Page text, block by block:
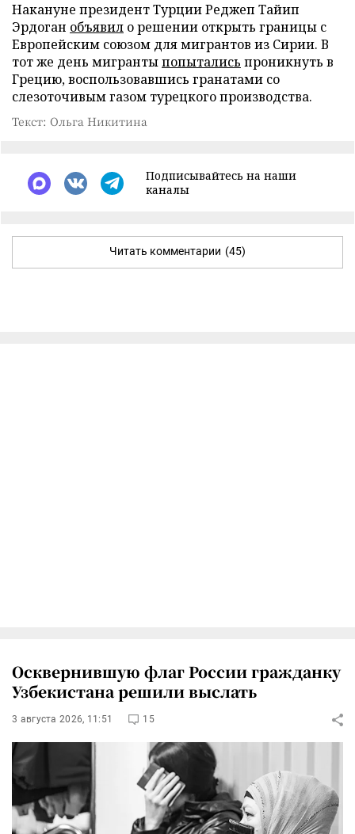
Накануне президент Турции Реджеп Тайип
Эрдоган объявил о решении открыть границы с
Европейским союзом для мигрантов из Сирии. В
тот же день мигрантыпопытались проникнуть в
Грецию, воспользовавшись гранатами со
слезоточивым газом турецкого производства.
Текст: Ольга Никитина
Подписывайтесь на наши
каналы
Читать комментарии (45)
Осквернившую флаг России гражданку
Узбекистана решили выслать
3 августа 2026, 11:51 15